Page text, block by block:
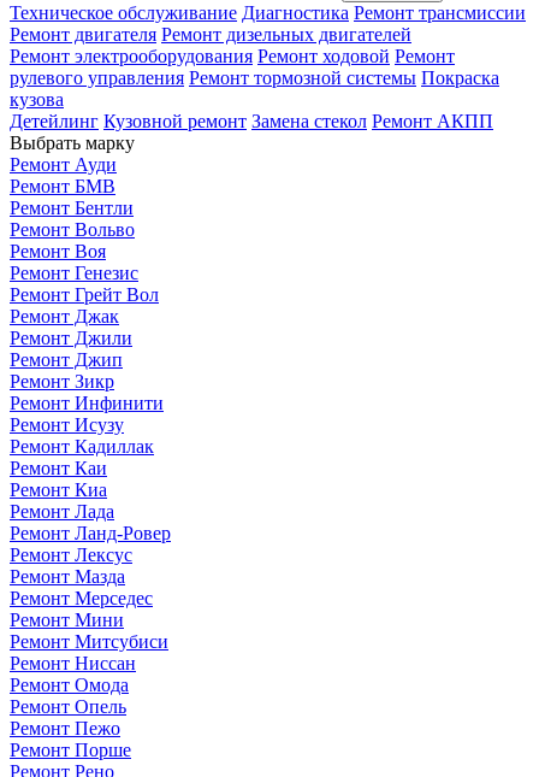
Техническое обслуживание Диагностика Ремонт трансмиссии
Ремонт двигателя Ремонт дизельных двигателей
Ремонт электрооборудования Ремонт ходовой Ремонт
рулевого управления Ремонт тормозной системы Покраска
кузова
Детейлинг Кузовной ремонт Замена стекол Ремонт АКПП
Выбрать марку
Ремонт Ауди
Ремонт БМВ
Ремонт Бентли
Ремонт Вольво
Ремонт Воя
Ремонт Генезис
Ремонт Грейт Вол
Ремонт Джак
Ремонт Джили
Ремонт Джип
Ремонт Зикр
Ремонт Инфинити
Ремонт Исузу
Ремонт Кадиллак
Ремонт Каи
Ремонт Киа
Ремонт Лада
Ремонт Ланд-Ровер
Ремонт Лексус
Ремонт Мазда
Ремонт Мерседес
Ремонт Мини
Ремонт Митсубиси
Ремонт Ниссан
Ремонт Омода
Ремонт Опель
Ремонт Пежо
Ремонт Порше
Ремонт Рено